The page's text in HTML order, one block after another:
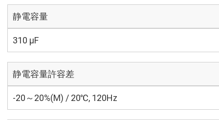
静電容量
310 µF
静電容量許容差
-20～20%(M) / 20℃, 120Hz